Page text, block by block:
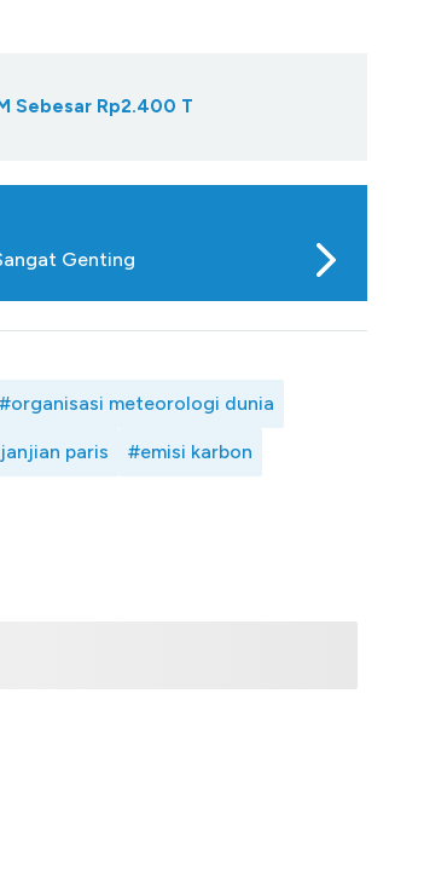
Sebesar Rp2.400 T
Genting
#organisasi meteorologi dunia
paris #emisi karbon